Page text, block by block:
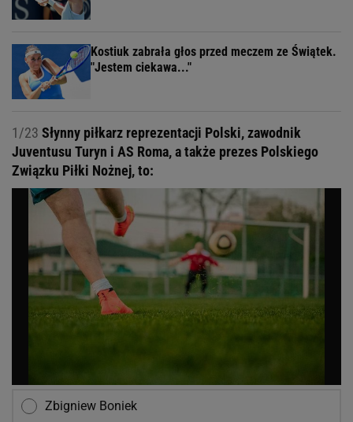
Kostiuk zabrała głos przed meczem ze Świątek.
"Jestem ciekawa..."
1/23 Słynny piłkarz reprezentacji Polski, zawodnik
Juventusu Turyn i AS Roma, a także prezes Polskiego
Związku Piłki Nożnej, to:
Zbigniew Boniek